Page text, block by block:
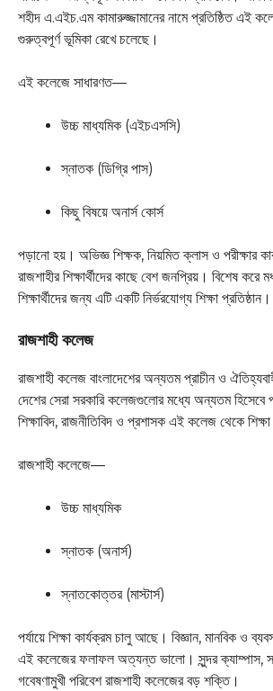
শহীদ এ.এইচ.এম কামারুজ্জামানের নামে প্রতিষ্ঠিত এই
গুরুত্বপূর্ণ ভূমিকা রেখে চলেছে।
এই কলেজে সাধারণত—
উচ্চ মাধ্যমিক (এইচএসসি)
স্নাতক (ডিগ্রি পাস)
কিছু বিষয়ে অনার্স কোর্স
পড়ানো হয়। অভিজ্ঞ শিক্ষক, নিয়মিত ক্লাস ও পরীক্ষার
রাজশাহীর শিক্ষার্থীদের কাছে বেশ জনপ্রিয়। বিশেষ করে
শিক্ষার্থীদের জন্য এটি একটি নির্ভরযোগ্য শিক্ষা প্রতিষ্ঠান।
রাজশাহী কলেজ
রাজশাহী কলেজ বাংলাদেশের অন্যতম প্রাচীন ও
দেশের সেরা সরকারি কলেজগুলোর মধ্যে অন্যতম হিসেবে
শিক্ষাবিদ, রাজনীতিবিদ ও প্রশাসক এই কলেজ থেকে
রাজশাহী কলেজে—
উচ্চ মাধ্যমিক
স্নাতক (অনার্স)
স্নাতকোত্তর (মাস্টার্স)
পর্যায়ে শিক্ষা কার্যক্রম চালু আছে। বিজ্ঞান, মানবিক ও
এই কলেজের ফলাফল অত্যন্ত ভালো। সুন্দর ক্যাম্পাস,
গবেষণামুখী পরিবেশ রাজশাহী কলেজের বড় শক্তি।